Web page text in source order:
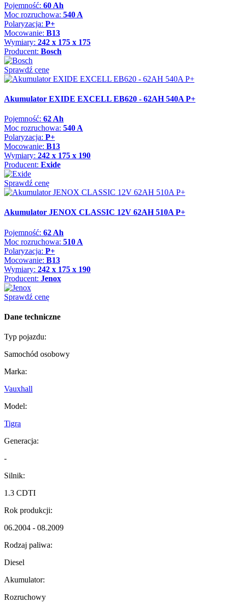
Pojemność: 60 Ah
Moc rozruchowa: 540 A
Polaryzacja: P+
Mocowanie: B13
Wymiary: 242 x 175 x 175
Producent: Bosch
Sprawdź cenę
Akumulator EXIDE EXCELL EB620 - 62AH 540A P+
Pojemność: 62 Ah
Moc rozruchowa: 540 A
Polaryzacja: P+
Mocowanie: B13
Wymiary: 242 x 175 x 190
Producent: Exide
Sprawdź cenę
Akumulator JENOX CLASSIC 12V 62AH 510A P+
Pojemność: 62 Ah
Moc rozruchowa: 510 A
Polaryzacja: P+
Mocowanie: B13
Wymiary: 242 x 175 x 190
Producent: Jenox
Sprawdź cenę
Dane techniczne
Typ pojazdu:
Samochód osobowy
Marka:
Vauxhall
Model:
Tigra
Generacja:
-
Silnik:
1.3 CDTI
Rok produkcji:
06.2004 - 08.2009
Rodzaj paliwa:
Diesel
Akumulator:
Rozruchowy